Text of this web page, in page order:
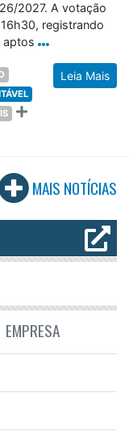
2027. A votação
registrando
aptos
Leia Mais
MAIS NOTÍCIAS
EMPRESA